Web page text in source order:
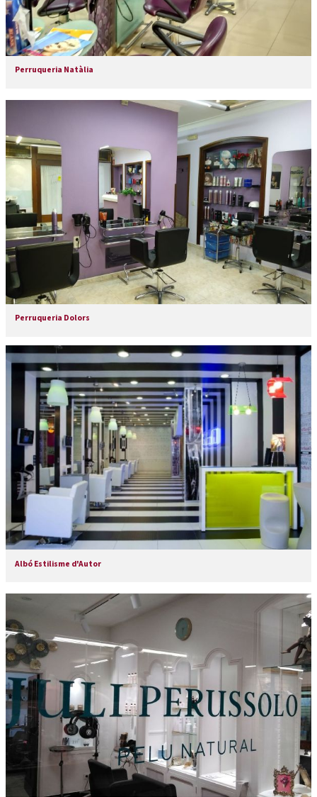
Perruqueria Natàlia
Perruqueria Dolors
Albó Estilisme d'Autor